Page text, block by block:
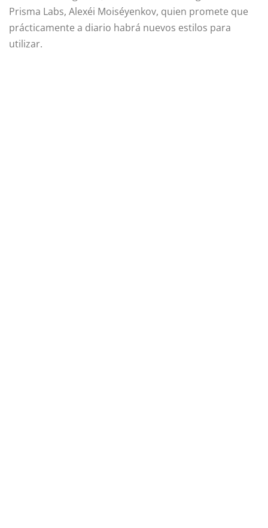
Prisma Labs, Alexéi Moiséyenkov, quien promete que
prácticamente a diario habrá nuevos estilos para
utilizar.